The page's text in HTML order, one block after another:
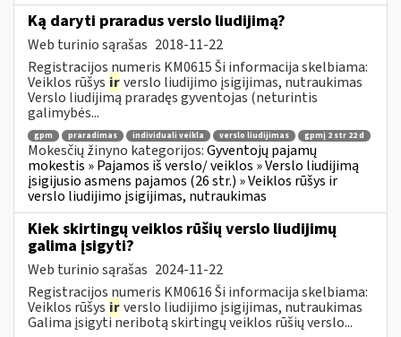
Ką daryti praradus verslo liudijimą?
Web turinio sąrašas 2018-11-22
Registracijos numeris KM0615 Ši informacija skelbiama:
Veiklos rūšys irverslo liudijimo įsigijimas, nutraukimas
Verslo liudijimą praradęs gyventojas (neturintis
galimybės...
gpm praradimas individuali veikla verslo liudijimas gpmį 2 str 22 d
Mokesčių žinyno kategorijos:Gyventojų pajamų
mokestis » Pajamos iš verslo/ veiklos » Verslo liudijimą
įsigijusio asmens pajamos (26 str.) » Veiklos rūšys ir
verslo liudijimo įsigijimas, nutraukimas
Kiek skirtingų veiklos rūšių verslo liudijimų
galima įsigyti?
Web turinio sąrašas 2024-11-22
Registracijos numeris KM0616 Ši informacija skelbiama:
Veiklos rūšys irverslo liudijimo įsigijimas, nutraukimas
Galima įsigyti neribotą skirtingų veiklos rūšių verslo...